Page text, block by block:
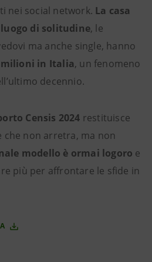
nei social network. La casa
di solitudine, le
ma anche single, hanno
milioni in Italia, un fenomeno
decennio.
Censis 2024 restituisce
che non arretra, ma non
modello è ormai logoro e
più per affrontare le sfide in